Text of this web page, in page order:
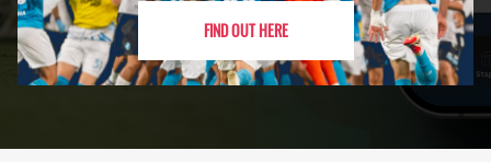
FIND OUT HERE